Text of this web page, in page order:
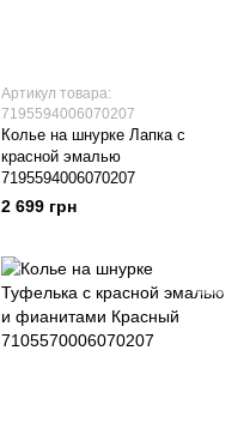
Артикул товара:
7195594006070207
Колье на шнурке Лапка с
красной эмалью
7195594006070207
2 699 грн